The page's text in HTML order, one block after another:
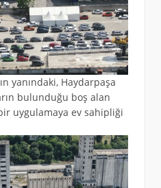
yanındaki, Haydarpaşa
bulunduğu boş alan
uygulamaya ev sahipliği